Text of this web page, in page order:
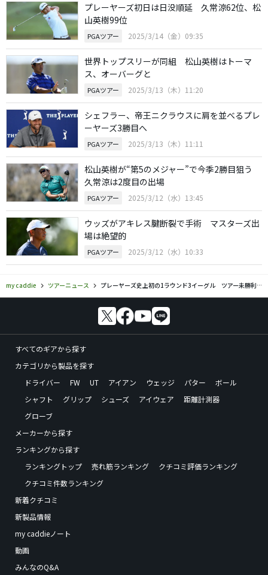
プレーヤーズ初日は日没順延 久常涼62位、松
山英樹99位
PGAツアー 2025/3/14（金）09:35
世界トップスリーが同組 松山英樹はトーマ
ス、オーバーグと
PGAツアー 2025/3/13（木）11:20
シェフラー、帝王ニクラウスに肩を並べるプレ
ーヤーズ3勝目へ
PGAツアー 2025/3/13（木）11:11
松山英樹が“第5のメジャー”で今季2勝目狙う
久常涼は2度目の出場
PGAツアー 2025/3/12（水）13:45
ウッズがアキレス腱断裂で手術 マスターズ出
場は絶望的
PGAツアー 2025/3/12（水）10:33
my caddie ツアーニュース プレーヤーズ史上初の1ラウンド3イーグル ツアー未勝利の28歳が達成
すべてのギアから探す
カテゴリから製品を探す
ドライバー
FW UT アイアン ウェッジ パター
ボール
シャフト
グリップ シューズ アイウェア
距離計測器
グローブ
メーカーから探す
ランキングから探す
ランキングトップ
売れ筋ランキング
クチコミ評価ランキング
クチコミ件数ランキング
新着クチコミ
新製品情報
my caddieノート
動画
みんなのQ&A